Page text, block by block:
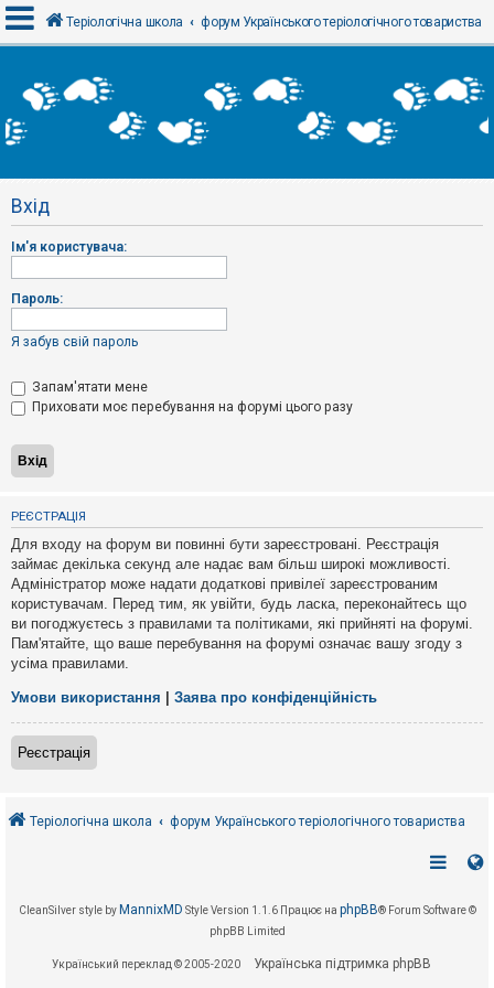
х
і
Р
є
т
р
а
і
Т
м
и
б
з
в
і
д
п
о
в
і
д
е
й
А
к
т
и
і
Теріологічна школа форум Українського теріологічного товариства
Вхід
Ім'я користувача:
Пароль:
Я забув свій пароль
Запам'ятати мене
Приховати моє перебування на форумі цього разу
РЕЄСТРАЦІЯ
Для входу на форум ви повинні бути зареєстровані. Реєстрація
займає декілька секунд але надає вам більш широкі можливості.
Адміністратор може надати додаткові привілеї зареєстрованим
користувачам. Перед тим, як увійти, будь ласка, переконайтесь що
ви погоджуєтесь з правилами та політиками, які прийняті на форумі.
Пам'ятайте, що ваше перебування на форумі означає вашу згоду з
усіма правилами.
Умови використання Заява про конфіденційність
Реєстрація
Теріологічна школа форум Українського теріологічного товариства
CleanSilver style by MannixMD Style Version 1.1.6 Працює на phpBB® Forum Software ©
phpBB Limited
Український переклад © 2005-2020 Українська підтримка phpBB